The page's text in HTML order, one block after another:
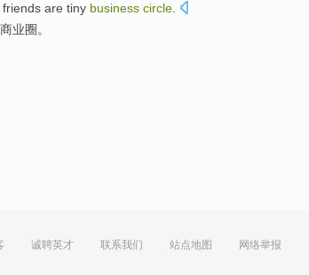
friends are tiny business circle.
商业圈。
诚聘英才 联系我们 站点地图 网络举报